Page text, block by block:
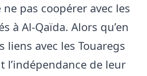
pas coopérer avec les
à Al-Qaïda. Alors qu’en
liens avec les Touaregs
l’indépendance de leur